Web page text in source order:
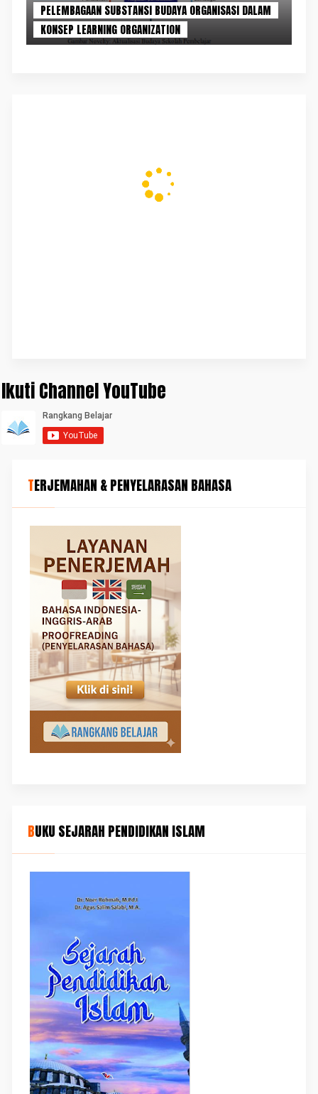
PELEMBAGAAN SUBSTANSI BUDAYA ORGANISASI DALAM
KONSEP LEARNING ORGANIZATION
Ikuti Channel YouTube
TERJEMAHAN & PENYELARASAN BAHASA
BUKU SEJARAH PENDIDIKAN ISLAM